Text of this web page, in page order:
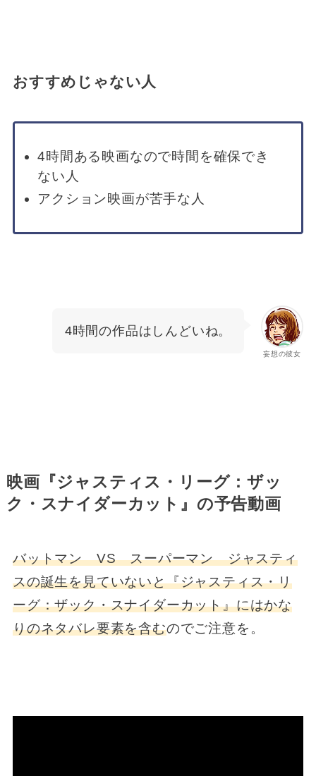
おすすめじゃない人
4時間ある映画なので時間を確保でき
ない人
アクション映画が苦手な人
妄想の彼女
4時間の作品はしんどいね。
映画『ジャスティス・リーグ：ザッ
ク・スナイダーカット』の予告動画
バットマン VS スーパーマン ジャスティ
スの誕生を見ていないと『ジャスティス・リ
ーグ：ザック・スナイダーカット』にはかな
りのネタバレ要素を含むのでご注意を。